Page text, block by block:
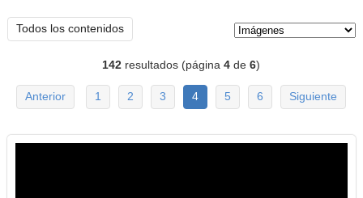
Todos los contenidos
142 resultados (página4 de6)
Anterior 1 2 3 4 5 6 Siguiente